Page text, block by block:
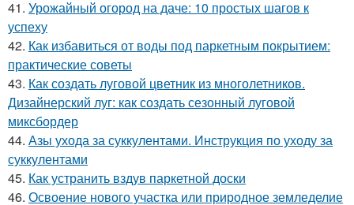
41. Урожайный огород на даче: 10 простых шагов к
успеху
42. Как избавиться от воды под паркетным покрытием:
практические советы
43. Как создать луговой цветник из многолетников.
Дизайнерский луг: как создать сезонный луговой
миксбордер
44. Азы ухода за суккулентами. Инструкция по уходу за
суккулентами
45. Как устранить вздув паркетной доски
46. Освоение нового участка или природное земледелие